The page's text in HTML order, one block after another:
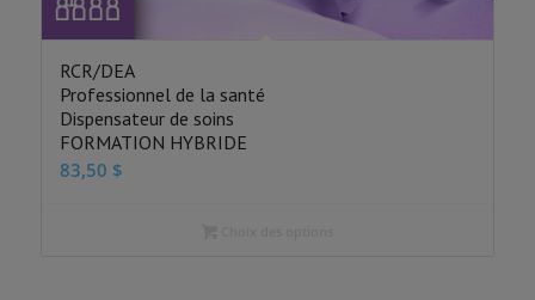
RCR/DEA
Professionnel de la santé
Dispensateur de soins
FORMATION HYBRIDE
83,50 $